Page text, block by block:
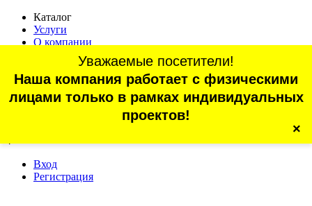
Каталог
Услуги
О компании
Статьи
Контакты
Отзывы
г. Санкт-Петербург, проспект Обуховской Обороны, 70, корп.
Вход
Регистрация
Уважаемые посетители!
Наша компания работает с физическими
лицами только в рамках индивидуальных
проектов!
×